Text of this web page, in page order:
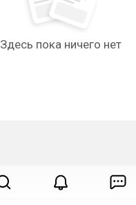
Здесь пока ничего нет